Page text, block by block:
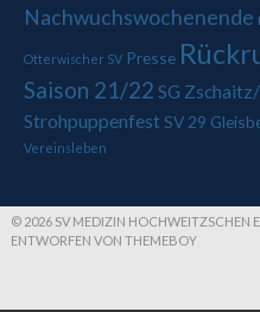
Nachwuchswochenende
Otterwischer SV Presse
Saison 21/22 SG
Strohpuppenfest SV 29
Vereinsleben
© 2026 SV MEDIZIN HOCHWEITZSCHEN
ENTWORFEN VON THEMEBOY